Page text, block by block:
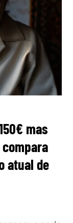
mas
atual de